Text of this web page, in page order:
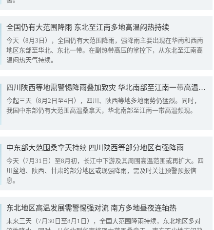
全国仍有大范围降雨 东北至江南多地高温闷热持续
今天（8月3日），全国仍有大范围降雨，强降雨主要出现在华南和西南
地区东部至华北、东北一带。在副热带高压的掌控下，从东北至江南高
温闷热天气持续。
四川陕西等地需警惕降雨叠加致灾 华北南部至江南一带高温频现
今起三天（8月2日至4日），四川、陕西等地多地雨势仍猛烈。同时，
我国中东部仍有大范围高温桑拿天，华北南部至江南一带高温频现。
中东部大范围桑拿天持续 四川陕西等部分地区有强降雨
今天（7月31日）至8月初，长江中下游及其周围高温范围或再扩大。四
川盆地、陕西、甘肃的部分地区或现强降雨，需及时关注预警预报信
息。
东北地区高温发展需警惕强对流 南方多地昼夜连轴热
未来三天（7月30日至8月1日），全国大范围降雨持续，东北地区多对